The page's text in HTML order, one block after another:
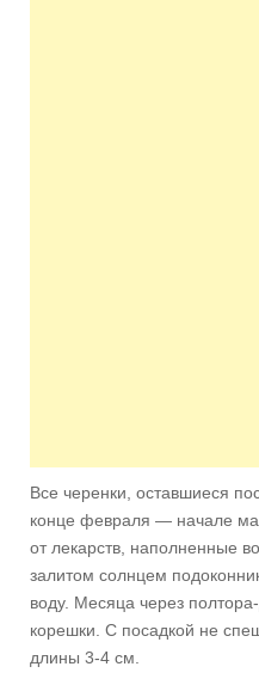
Все черенки, оставшиеся
конце февраля — начале
от лекарств, наполненные
залитом солнцем
воду. Месяца через
корешки. С посадкой не
длины 3-4 см.